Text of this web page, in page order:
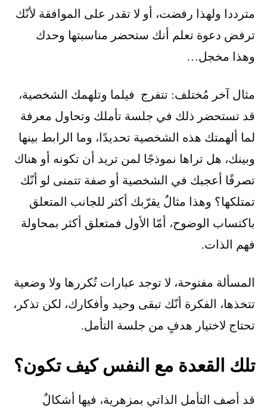
مترددا ولهذا رفضت، أو لا تقدر على الموافقة لأنّك
ترفض دعوة تعلم أنك ستحضر مناسبتها وحدك
وهذا مخجل…
مثال آخر مُختلف: تتفرج فيلما وتلهمك الشخصية،
قد تستحضر ذلك في جلسة تأملك وتحاول معرفة
لما ألهمتك هذه الشخصية تحديدًا، وما الرابط بينها
وبينك، هل تراها نموذجًا لمن تريد أن تكونه أو هناك
تصرفًا أعجبك في الشخصية أو صفة تتمنى لو أنّك
تمتلكها؟ وهذا مثالٌ يقرّبك أكثر للجانب المتعلق
باكتساب الوضوح، أمّا الأول فمتعلق أكثر بمحاولة
فهم الذات.
المسألة مفتوحة، لا توجد عبارات تُكررها ولا وضعية
تتخذها، الفكرة أنّك تبقى وحيد وأفكارك، لكن تذكر،
تحتاج لاختيار هدفٍ من جلسة التأمل.
تلك القعدة مع النفس كيف تكون؟
قد أصف التأمل الذاتي بمزهرية، فيها أشكالٌ